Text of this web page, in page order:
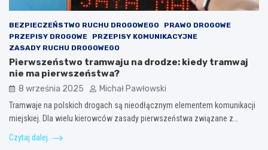
BEZPIECZEŃSTWO RUCHU DROGOWEGO
PRAWO DROGOWE
PRZEPISY DROGOWE
PRZEPISY KOMUNIKACYJNE
ZASADY RUCHU DROGOWEGO
Pierwszeństwo tramwaju na drodze: kiedy tramwaj
nie ma pierwszeństwa?
8 września 2025 Michał Pawłowski
Tramwaje na polskich drogach są nieodłącznym elementem komunikacji
miejskiej. Dla wielu kierowców zasady pierwszeństwa związane z…
Czytaj dalej